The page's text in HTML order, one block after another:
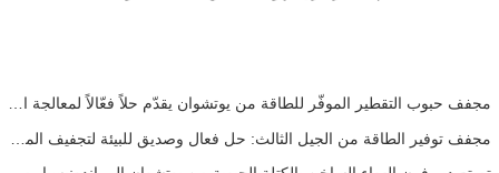
مجفف حبوب التقطير الموفّر للطاقة من يوتشوان يقدّم حلاً فعّالاً لمعالجة المواد عالية الرطوبة